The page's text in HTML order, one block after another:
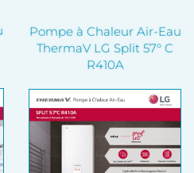
Pompe à Chaleur Air-Eau
ThermaV LG Split 57° C
R410A